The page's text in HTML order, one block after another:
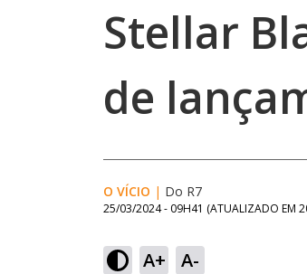
Stellar
de
O VÍCIO | Do R7
25/03/2024 - 09H41 (ATUALIZADO EM
A+ A-